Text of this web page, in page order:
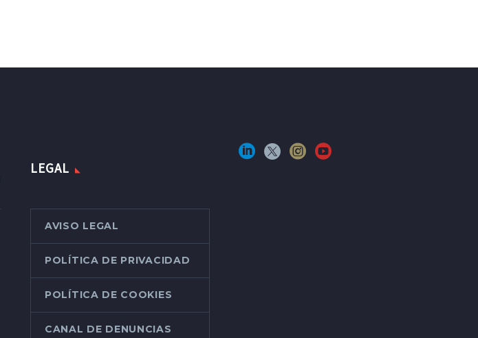
LEGAL
AVISO LEGAL
POLÍTICA DE PRIVACIDAD
POLÍTICA DE COOKIES
CANAL DE DENUNCIAS